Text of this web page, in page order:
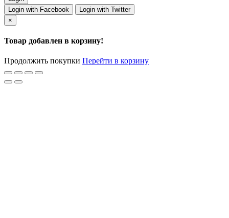
Login with Facebook
Login with Twitter
×
Товар добавлен в корзину!
Продолжить покупки Перейти в корзину